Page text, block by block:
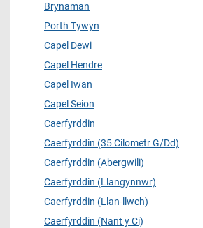
Brynaman
Porth Tywyn
Capel Dewi
Capel Hendre
Capel Iwan
Capel Seion
Caerfyrddin
Caerfyrddin (35 Cilometr G/Dd)
Caerfyrddin (Abergwili)
Caerfyrddin (Llangynnwr)
Caerfyrddin (Llan-llwch)
Caerfyrddin (Nant y Ci)